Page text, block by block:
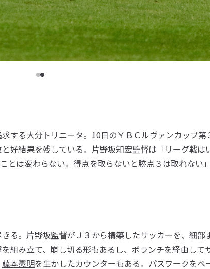
する大分トリニータ。10日のＹＢＣルヴァンカップ第
好結果を残している。片野坂知宏監督は「リーグ戦は
とは変わらない。得点を取らないと勝点３は取れない
る。片野坂監督がＪ３から構築したサッカーを、細部
組み立て、崩し切る形もあるし、ボランチを経由して
藤本憲明を生かしたカウンターもある。パスワークをベ